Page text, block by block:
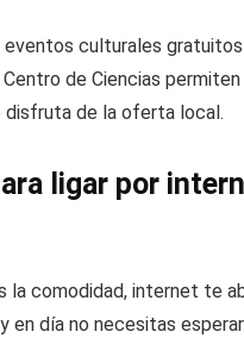
eventos culturales
Centro de Ciencias
disfruta de la oferta local.
ligar por
la comodidad, internet te
en día no necesitas